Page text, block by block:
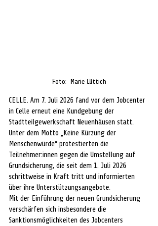
Foto:  Marie Lüttich
CELLE. Am 7. Juli 2026 fand vor dem Jobcenter
in Celle erneut eine Kundgebung der
Stadtteilgewerkschaft Neuenhäusen statt.
Unter dem Motto „Keine Kürzung der
Menschenwürde“ protestierten die
Teilnehmer:innen gegen die Umstellung auf
Grundsicherung, die seit dem 1. Juli 2026
schrittweise in Kraft tritt und informierten
über ihre Unterstützungsangebote.
Mit der Einführung der neuen Grundsicherung
verschärfen sich insbesondere die
Sanktionsmöglichkeiten des Jobcenters